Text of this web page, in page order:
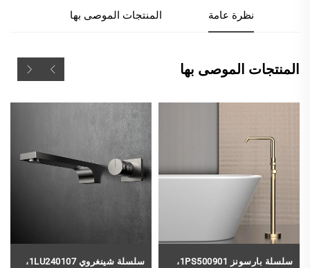
نظرة عامة المنتجات الموصى بها
المنتجات الموصى بها
سلسلة بارسونز 1PS500901،
سلسلة شينغروي 1LU240107،